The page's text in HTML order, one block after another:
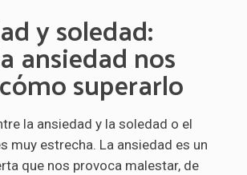
y soledad:
ansiedad nos
superarlo
la ansiedad y la soledad o el
muy estrecha. La ansiedad es un
que nos provoca malestar, de